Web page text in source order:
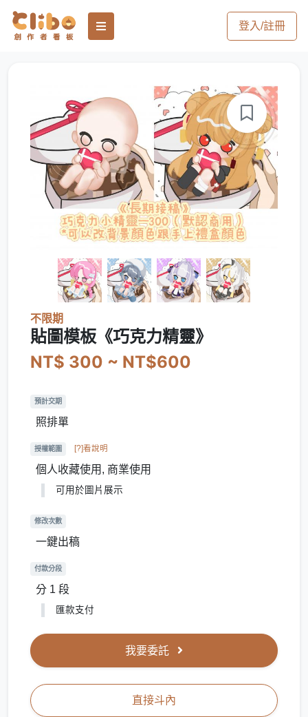
登入/註冊
不限期
貼圖模板《巧克力精靈》
NT$ 300 ~ NT$600
預計交期
照排單
授權範圍 [?]看說明
個人收藏使用, 商業使用
可用於圖片展示
修改次數
一鍵出稿
付款分段
分 1 段
匯款支付
我要委託
直接斗內